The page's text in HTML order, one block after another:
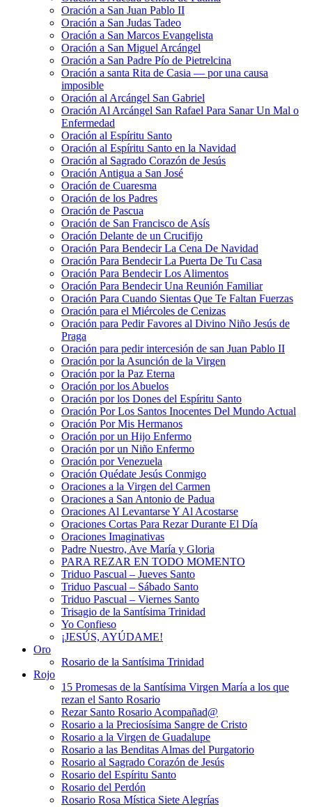
Oración a San Juan Pablo II
Oración a San Judas Tadeo
Oración a San Marcos Evangelista
Oración a San Miguel Arcángel
Oración a San Padre Pío de Pietrelcina
Oración a santa Rita de Casia — por una causa
imposible
Oración al Arcángel San Gabriel
Oración Al Arcángel San Rafael Para Sanar Un Mal o
Enfermedad
Oración al Espíritu Santo
Oración al Espíritu Santo en la Navidad
Oración al Sagrado Corazón de Jesús
Oración Antigua a San José
Oración de Cuaresma
Oración de los Padres
Oración de Pascua
Oración de San Francisco de Asís
Oración Delante de un Crucifijo
Oración Para Bendecir La Cena De Navidad
Oración Para Bendecir La Puerta De Tu Casa
Oración Para Bendecir Los Alimentos
Oración Para Bendecir Una Reunión Familiar
Oración Para Cuando Sientas Que Te Faltan Fuerzas
Oración para el Miércoles de Cenizas
Oración para Pedir Favores al Divino Niño Jesús de
Praga
Oración para pedir intercesión de san Juan Pablo II
Oración por la Asunción de la Virgen
Oración por la Paz Eterna
Oración por los Abuelos
Oración por los Dones del Espíritu Santo
Oración Por Los Santos Inocentes Del Mundo Actual
Oración Por Mis Hermanos
Oración por un Hijo Enfermo
Oración por un Niño Enfermo
Oración por Venezuela
Oración Quédate Jesús Conmigo
Oraciones a la Virgen del Carmen
Oraciones a San Antonio de Padua
Oraciones Al Levantarse Y Al Acostarse
Oraciones Cortas Para Rezar Durante El Día
Oraciones Imaginativas
Padre Nuestro, Ave María y Gloria
PARA REZAR EN TODO MOMENTO
Triduo Pascual – Jueves Santo
Triduo Pascual – Sábado Santo
Triduo Pascual – Viernes Santo
Trisagio de la Santísima Trinidad
Yo Confieso
¡JESÚS, AYÚDAME!
Oro
Rosario de la Santísima Trinidad
Rojo
15 Promesas de la Santísima Virgen María a los que
rezan el Santo Rosario
Rezar Santo Rosario Acompañad@
Rosario a la Preciosísima Sangre de Cristo
Rosario a la Virgen de Guadalupe
Rosario a las Benditas Almas del Purgatorio
Rosario al Sagrado Corazón de Jesús
Rosario del Espíritu Santo
Rosario del Perdón
Rosario Rosa Mística Siete Alegrías